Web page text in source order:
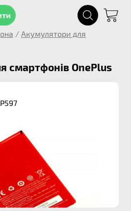
/ Акумулятори для
смартфонів OnePlus